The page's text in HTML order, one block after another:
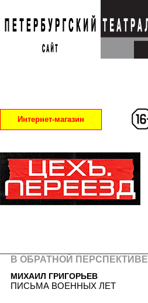
Интернет-магазин
В ОБРАТНОЙ ПЕРСПЕКТИВЕ
МИХАИЛ ГРИГОРЬЕВ
ПИСЬМА ВОЕННЫХ ЛЕТ